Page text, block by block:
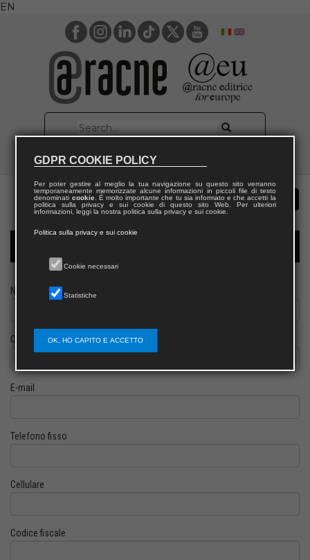
EN
Nome
Cognome
E-mail
Telefono fisso
Cellulare
Codice fiscale
GDPR COOKIE POLICY
Per poter gestire al meglio la tua navigazione su questo sito verranno
temporaneamente memorizzate alcune informazioni in piccoli file di testo
denominati cookie. È molto importante che tu sia informato e che accetti la
politica sulla privacy e sui cookie di questo sito Web. Per ulteriori
informazioni, leggi la nostra politica sulla privacy e sui cookie.
Politica sulla privacy e sui cookie
Cookie necessari
Statistiche
OK, HO CAPITO E ACCETTO